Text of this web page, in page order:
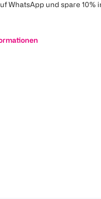
WhatsApp und spare 10%